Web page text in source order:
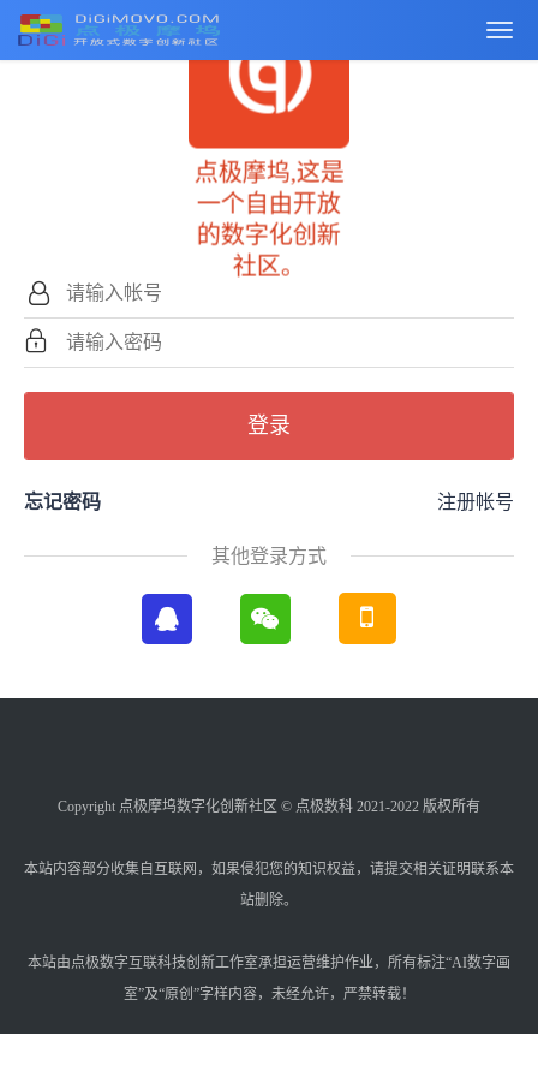
点极摩坞,这是
一个自由开放
的数字化创新
社区。
登录
忘记密码 注册帐号
其他登录方式
Copyright 点极摩坞数字化创新社区 © 点极数科 2021-2022 版权所有
本站内容部分收集自互联网，如果侵犯您的知识权益，请提交相关证明联系本
站删除。
本站由点极数字互联科技创新工作室承担运营维护作业，所有标注“AI数字画
室”及“原创”字样内容，未经允许，严禁转载！